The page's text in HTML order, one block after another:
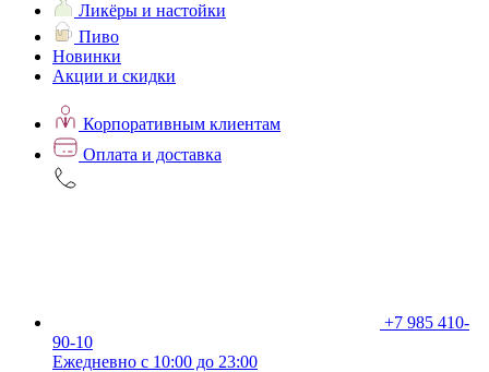
Ликёры и настойки
Пиво
Новинки
Акции и скидки
Корпоративным клиентам
Оплата и доставка
+7 985 410-
90-10
Ежедневно с 10:00 до 23:00